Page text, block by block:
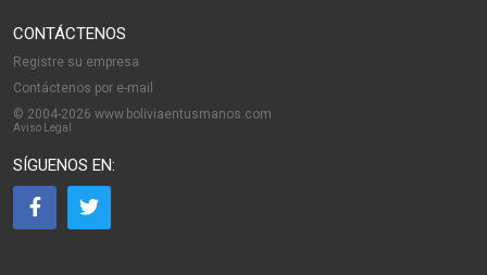
CONTÁCTENOS
Registre su empresa
Contáctenos por e-mail
© 2004-2026 www.boliviaentusmanos.com
Aviso Legal
SÍGUENOS EN: